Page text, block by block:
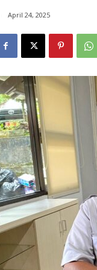
April 24, 2025